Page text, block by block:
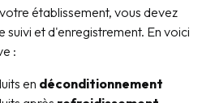
établissement, vous devez
suivi et d'enregistrement. En voici
:
en déconditionnement